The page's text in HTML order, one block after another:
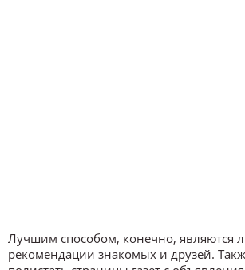
Лучшим способом, конечно, являются
рекомендации знакомых и друзей.